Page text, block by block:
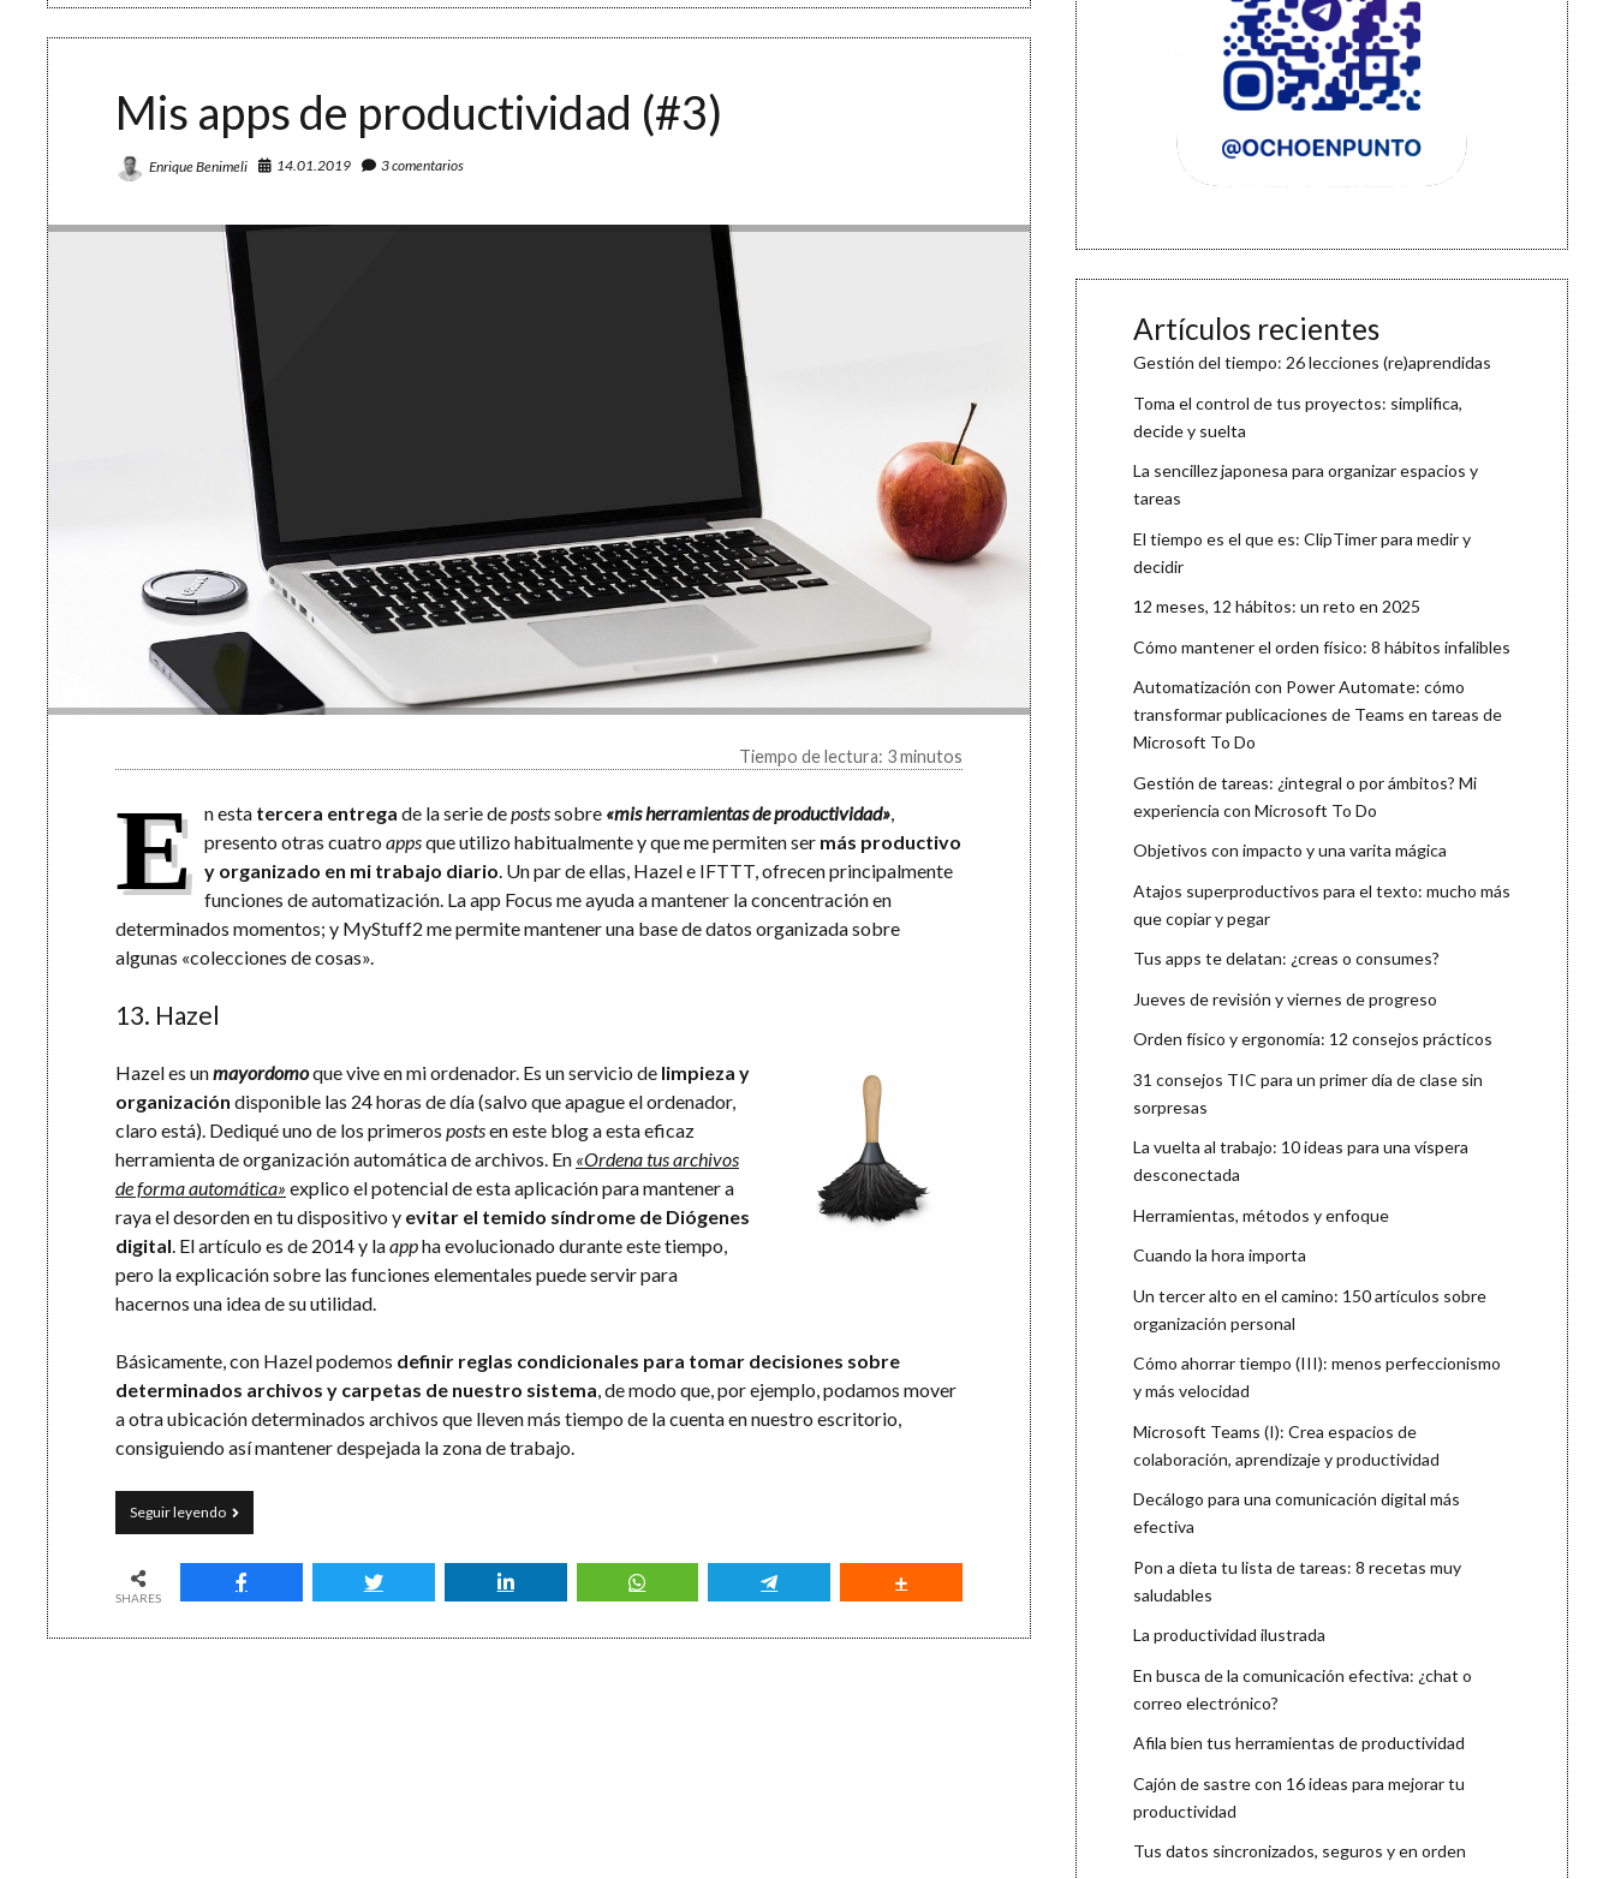
tu
Mis apps de productividad (#3)
Enrique Benimeli 14.01.2019 3 comentarios
Tiempo de lectura: 3 minutos
E n esta tercera entrega de la serie depostssobre «mis herramientas de productividad»,
presento otras cuatro appsque utilizo habitualmente y que me permiten ser más productivo
y organizado en mi trabajo diario. Un par de ellas, Hazel e IFTTT, ofrecen principalmente
funciones de automatización. La app Focus me ayuda a mantener la concentración en
determinados momentos; y MyStuff2 me permite mantener una base de datos organizada sobre
algunas «colecciones de cosas».
13. Hazel
Hazel es unmayordomoque vive en mi ordenador. Es un servicio de limpieza y
organización disponible las 24 horas de día (salvo que apague el ordenador,
claro está). Dediqué uno de los primeros postsen este blog a esta eficaz
herramienta de organización automática de archivos. En «Ordena tus archivos
de forma automática» explico el potencial de esta aplicación para mantener a
raya el desorden en tu dispositivo y evitar el temido síndrome de Diógenes
digital. El artículo es de 2014 y laappha evolucionado durante este tiempo,
pero la explicación sobre las funciones elementales puede servir para
hacernos una idea de su utilidad.
Básicamente, con Hazel podemos definir reglas condicionales para tomar decisiones sobre
determinados archivos y carpetas de nuestro sistema, de modo que, por ejemplo, podamos mover
a otra ubicación determinados archivos que lleven más tiempo de la cuenta en nuestro escritorio,
consiguiendo así mantener despejada la zona de trabajo.
Seguir leyendoMis
apps
productividad
(#3)
SHARES
Artículos recientes
Gestión del tiempo: 26 lecciones (re)aprendidas
Toma el control de tus proyectos: simplifica,
decide y suelta
La sencillez japonesa para organizar espacios y
tareas
El tiempo es el que es: ClipTimer para medir y
decidir
12 meses, 12 hábitos: un reto en 2025
Cómo mantener el orden físico: 8 hábitos infalibles
Automatización con Power Automate: cómo
transformar publicaciones de Teams en tareas de
Microsoft To Do
Gestión de tareas: ¿integral o por ámbitos? Mi
experiencia con Microsoft To Do
Objetivos con impacto y una varita mágica
Atajos superproductivos para el texto: mucho más
que copiar y pegar
Tus apps te delatan: ¿creas o consumes?
Jueves de revisión y viernes de progreso
Orden físico y ergonomía: 12 consejos prácticos
31 consejos TIC para un primer día de clase sin
sorpresas
La vuelta al trabajo: 10 ideas para una víspera
desconectada
Herramientas, métodos y enfoque
Cuando la hora importa
Un tercer alto en el camino: 150 artículos sobre
organización personal
Cómo ahorrar tiempo (III): menos perfeccionismo
y más velocidad
Microsoft Teams (I): Crea espacios de
colaboración, aprendizaje y productividad
Decálogo para una comunicación digital más
efectiva
Pon a dieta tu lista de tareas: 8 recetas muy
saludables
La productividad ilustrada
En busca de la comunicación efectiva: ¿chat o
correo electrónico?
Afila bien tus herramientas de productividad
Cajón de sastre con 16 ideas para mejorar tu
productividad
Tus datos sincronizados, seguros y en orden